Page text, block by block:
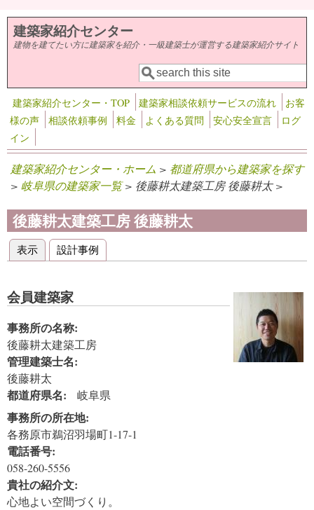
メインコンテンツに移動
建築家紹介センター
建物を建てたい方に建築家を紹介・一級建築士が運営する建築家紹介サイト
検索フォーム
検索
建築家紹介センター・TOP 建築家相談依頼サービスの流れ
お客
様の声
相談依頼事例 料金 よくある質問 安心安全宣言
ログ
イン
建築家紹介センター・ホーム > 都道府県から建築家を探す
> 岐阜県の建築家一覧> 後藤耕太建築工房 後藤耕太 >
後藤耕太建築工房 後藤耕太
プライマリータブ
表示 (アクティブなタブ)
設計事例
会員建築家
事務所の名称:
後藤耕太建築工房
管理建築士名:
後藤耕太
都道府県名: 岐阜県
事務所の所在地:
各務原市鵜沼羽場町1-17-1
電話番号:
058-260-5556
貴社の紹介文:
心地よい空間づくり。